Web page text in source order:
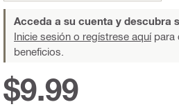
Acceda a su cuenta y descubra
Inicie sesión o regístrese aquípara
beneficios.
$9.99